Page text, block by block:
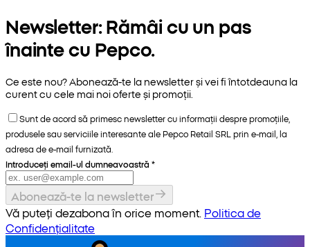
Newsletter: Rămâi cu un pas
înainte cu Pepco.
Ce este nou? Abonează-te la newsletter și vei fi întotdeauna la
curent cu cele mai noi oferte și promoții.
Sunt de acord să primesc newsletter cu informații despre promoțiile,
produsele sau serviciile interesante ale Pepco Retail SRL prin e-mail, la
adresa de e-mail furnizată.
Introduceți email-ul dumneavoastră *
Abonează-te la newsletter
Vă puteți dezabona în orice moment. Politica de
Confidențialitate